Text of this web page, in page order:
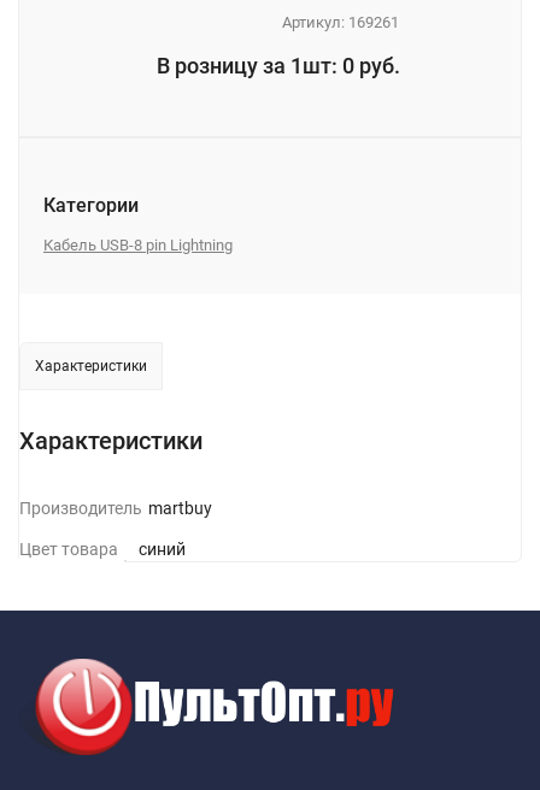
Артикул: 169261
В розницу за 1шт: 0 руб.
Категории
Кабель USB-8 pin Lightning
Характеристики
Характеристики
ПроизводительSmartbuy
Цвет товара синий